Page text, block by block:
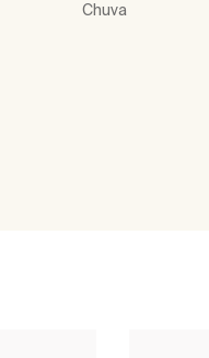
Chuva